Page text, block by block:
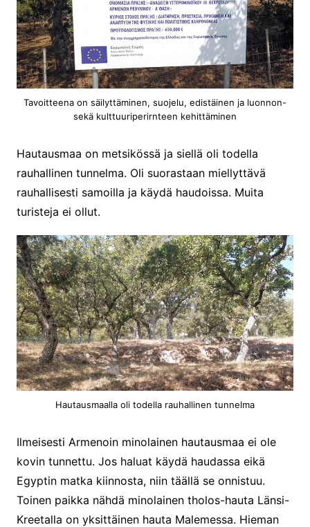
Tavoitteena on säilyttäminen, suojelu, edistäinen ja luonnon-
sekä kulttuuriperirnteen kehittäminen
Hautausmaa on metsikössä ja siellä oli todella
rauhallinen tunnelma. Oli suorastaan miellyttävä
rauhallisesti samoilla ja käydä haudoissa. Muita
turisteja ei ollut.
Hautausmaalla oli todella rauhallinen tunnelma
Ilmeisesti Armenoin minolainen hautausmaa ei ole
kovin tunnettu. Jos haluat käydä haudassa eikä
Egyptin matka kiinnosta, niin täällä se onnistuu.
Toinen paikka nähdä minolainen tholos-hauta Länsi-
Kreetalla on yksittäinen hauta Malemessa. Hieman